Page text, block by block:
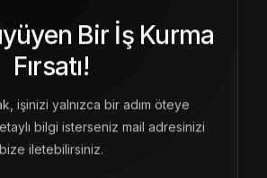
Bir İş Kurma
Fırsatı!
işinizi yalnızca bir adım öteye
bilgi isterseniz mail adresinizi
bize iletebilirsiniz.